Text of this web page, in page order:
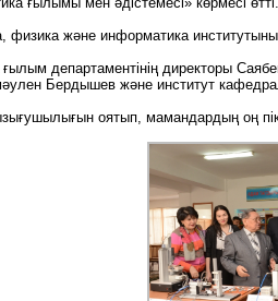
физика және информатика
департаментінің директоры
Бердышев және институт
оятып, мамандардың оң